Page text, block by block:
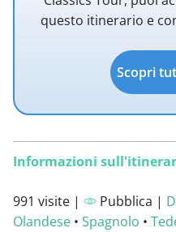
questo itinerario e
Scopri
Informazioni
991 visite | Pubblica |
Olandese • Spagnolo •